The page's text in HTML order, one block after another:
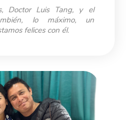
Doctor Luis Tang, y el
lo máximo, un
felices con él.